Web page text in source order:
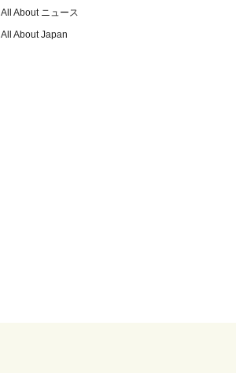
All About ニュース
All About Japan